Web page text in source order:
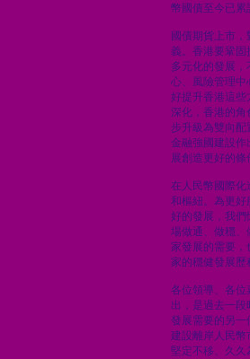
幣國債至今已
國債期貨上市
義。香港要鞏固
多元化的發展
心、風險管理中
好提升香港這些
深化，香港的角
步升級為雙向配
金融強國建設作
展創造更好的條
在人民幣國際化
和樞紐。為更好
好的發展，我們
場做通、做穩、
家發展的需要，
家的穩健發展歷
各位領導、各位
出，是過去一
發展需要的另一
建設離岸人民幣
堅定不移、久久